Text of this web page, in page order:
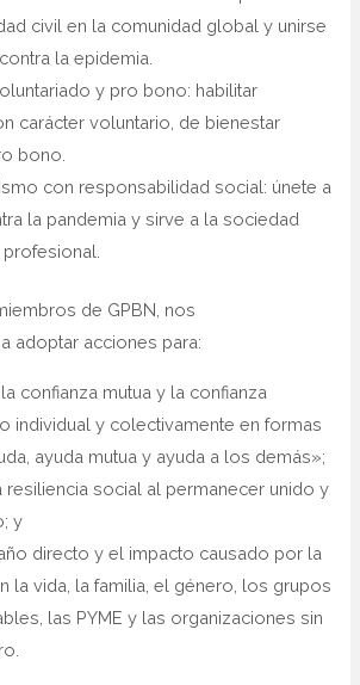
civil en la comunidad global y unirse
la epidemia.
y pro bono: habilitar
carácter voluntario, de bienestar
bono.
con responsabilidad social: únete a
la pandemia y sirve a la sociedad
de GPBN, nos
adoptar acciones para:
confianza mutua y la confianza
individual y colectivamente en formas
ayuda mutua y ayuda a los demás»;
resiliencia social al permanecer unido y
y
directo y el impacto causado por la
la vida, la familia, el género, los grupos
las PYME y las organizaciones sin